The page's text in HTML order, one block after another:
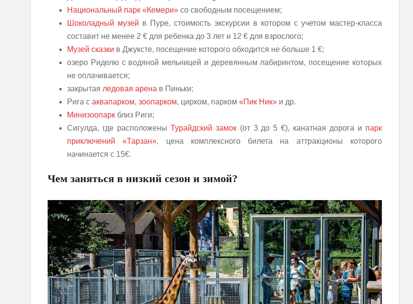
Национальный парк «Кемери» со свободным посещением;
Шоколадный музей в Пуре, стоимость экскурсии в котором с учетом мастер-класса
составит не менее 2 € для ребенка до 3 лет и 12 € для взрослого;
Музей сказки в Джуксте, посещение которого обходится не больше 1 €;
озеро Риделю с водяной мельницей и деревянным лабиринтом, посещение которых
не оплачивается;
закрытая ледовая арена в Пиньки;
Рига с аквапарком, зоопарком, цирком, парком «Пик Ник» и др.
Минизоопарк близ Риги;
Сигулда, где расположены Турайдский замок(от 3 до 5 €), канатная дорога и парк
приключений «Тарзан», цена комплексного билета на аттракционы которого
начинается с 15€.
Чем заняться в низкий сезон и зимой?